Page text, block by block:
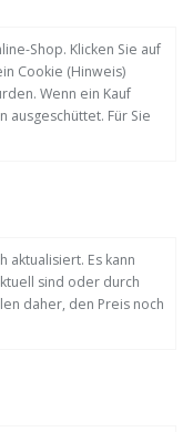
Shop. Klicken Sie auf
Cookie (Hinweis)
Wenn ein Kauf
ausgeschüttet. Für Sie
aktualisiert. Es kann
sind oder durch
daher, den Preis noch